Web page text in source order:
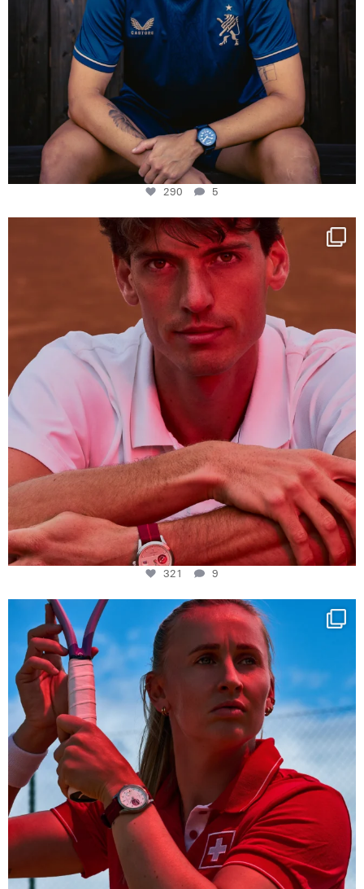
290 5
One last dance at home
This week at...
321
9
321 9
Determination, elegance and Swiss precision —
441
14